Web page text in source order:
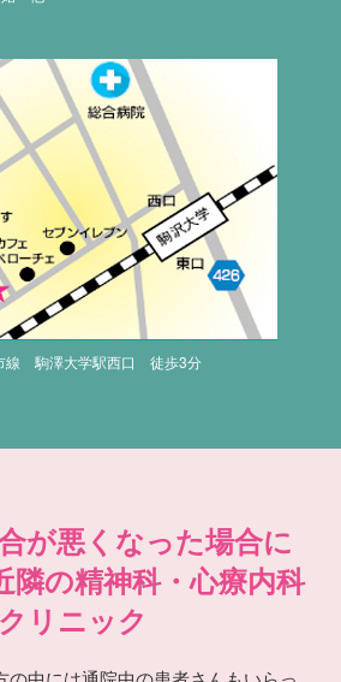
線 駒澤大学駅西口 徒歩3分
が悪くなった場合に
隣の精神科・心療内科
クリニック